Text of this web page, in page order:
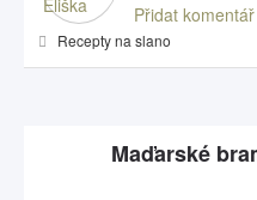
Přidat komentář
Recepty na slano
Maďarské